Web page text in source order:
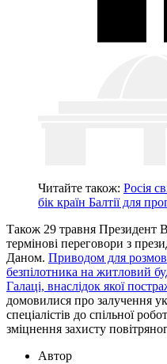
Читайте також: Росія
бік країн Балтії для
Також 29 травня Президент
термінові переговори з
Даном. Приводом для
безпілотника на житловий
Галаці, внаслідок якої
домовилися про залучення
спеціалістів до спільної
зміцнення захисту
Автор